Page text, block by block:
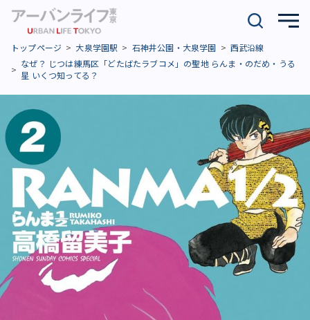
トップページ 大泉学園駅 石神井公園・大泉学園
西武沿線
なぜ？ じつは練馬区「どたばたラブコメ」の聖地 らんま・のだめ・うる
星 いくつ知ってる？